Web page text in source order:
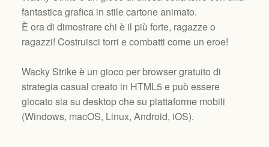
fantastica grafica in stile cartone animato.
È ora di dimostrare chi è il più forte, ragazze o
ragazzi! Costruisci torri e combatti come un eroe!
Wacky Strike è un gioco per browser gratuito di
strategia casual creato in HTML5 e può essere
giocato sia su desktop che su piattaforme mobili
(Windows, macOS, Linux, Android, iOS).